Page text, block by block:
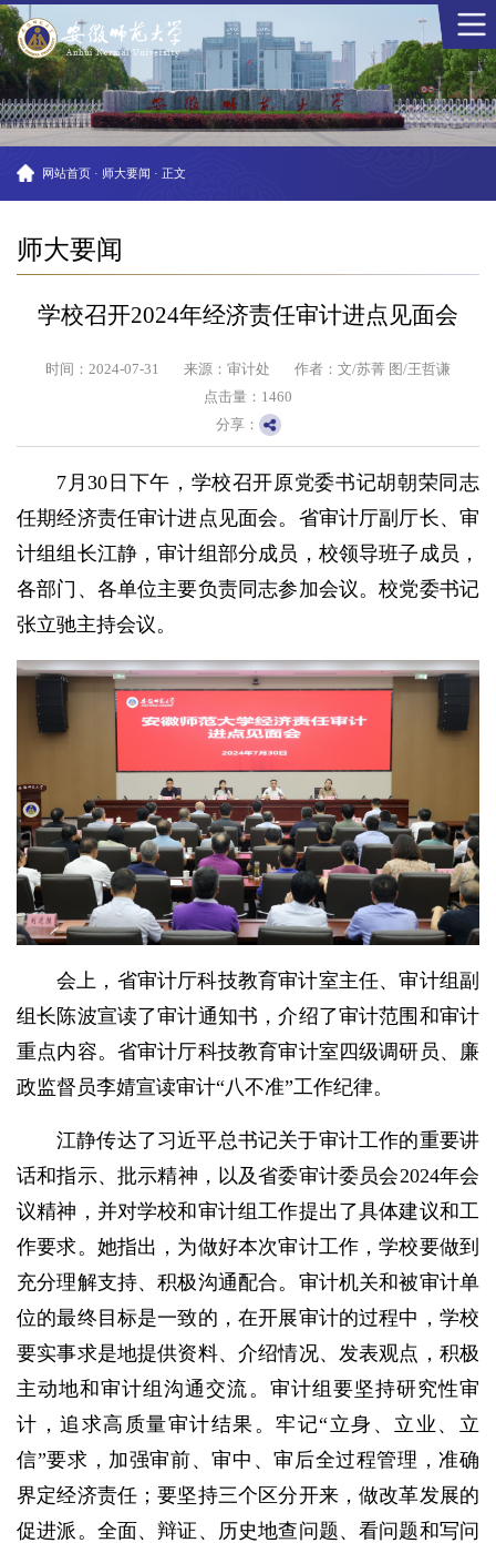
网站首页 · 师大要闻 · 正文
师大要闻
学校召开2024年经济责任审计进点见面会
时间：2024-07-31 来源：审计处
作者：文/苏菁 图/王哲谦
点击量： 1460
分享：
7月30日下午，学校召开原党委书记胡朝荣同志
任期经济责任审计进点见面会。省审计厅副厅长、审
计组组长江静，审计组部分成员，校领导班子成员，
各部门、各单位主要负责同志参加会议。校党委书记
张立驰主持会议。
会上，省审计厅科技教育审计室主任、审计组副
组长陈波宣读了审计通知书，介绍了审计范围和审计
重点内容。省审计厅科技教育审计室四级调研员、廉
政监督员李婧宣读审计“八不准”工作纪律。
江静传达了习近平总书记关于审计工作的重要讲
话和指示、批示精神，以及省委审计委员会2024年会
议精神，并对学校和审计组工作提出了具体建议和工
作要求。她指出，为做好本次审计工作，学校要做到
充分理解支持、积极沟通配合。审计机关和被审计单
位的最终目标是一致的，在开展审计的过程中，学校
要实事求是地提供资料、介绍情况、发表观点，积极
主动地和审计组沟通交流。审计组要坚持研究性审
计，追求高质量审计结果。牢记“立身、立业、立
信”要求，加强审前、审中、审后全过程管理，准确
界定经济责任；要坚持三个区分开来，做改革发展的
促进派。全面、辩证、历史地查问题、看问题和写问